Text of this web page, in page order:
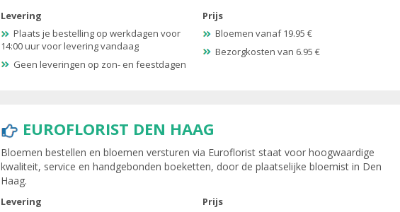
Levering
Plaats je bestelling op werkdagen voor
14:00 uur voor levering vandaag
Geen leveringen op zon- en feestdagen
Prijs
Bloemen vanaf 19.95 €
Bezorgkosten van 6.95 €
EUROFLORIST DEN HAAG
Bloemen bestellen en bloemen versturen via Euroflorist staat voor hoogwaardige
kwaliteit, service en handgebonden boeketten, door de plaatselijke bloemist in Den
Haag.
Levering
Prijs